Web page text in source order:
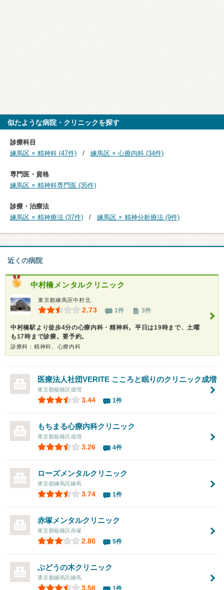
似たような病院・クリニックを探す
診療科目
練馬区 × 精神科 (47件)
練馬区 × 心療内科 (34件)
専門医・資格
練馬区 × 精神科専門医 (35件)
診療・治療法
練馬区 × 精神療法 (37件)
練馬区 × 精神分析療法 (9件)
近くの病院
中村橋メンタルクリニック
東京都練馬区中村北
2.73 1件 3件
中村橋駅より徒歩4分の心療内科・精神科。平日は19時まで、土曜
も17時まで診療。要予約。
診療科：精神科、心療内科
医療法人社団VERITE こころと眠りのクリニック成増
東京都板橋区成増
3.44 1件
もちまる心療内科クリニック
東京都板橋区成増
3.26 4件
ローズメンタルクリニック
東京都練馬区練馬
3.74 1件
赤塚メンタルクリニック
東京都板橋区赤塚
2.80 5件
ぶどうの木クリニック
東京都練馬区練馬
3.58 1件